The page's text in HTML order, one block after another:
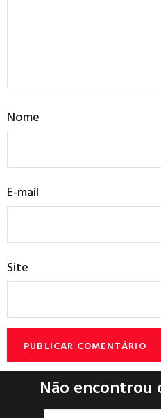
Nome
E-mail
Site
Não encontrou